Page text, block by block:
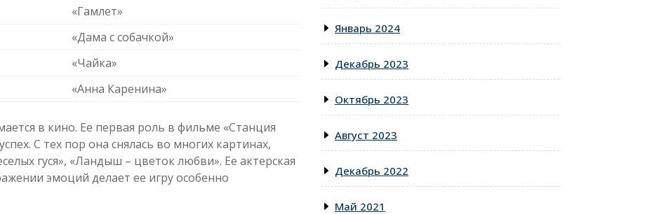
«Гамлет»
«Дама с собачкой»
«Чайка»
«Анна Каренина»
в кино. Ее первая роль в фильме «Станция
С тех пор она снялась во многих картинах,
гуся», «Ландыш – цветок любви». Ее актерская
эмоций делает ее игру особенно
Январь 2024
Декабрь 2023
Октябрь 2023
Август 2023
Декабрь 2022
Май 2021